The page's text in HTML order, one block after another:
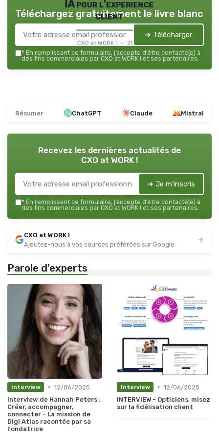
IA pour l'experience
client
CXO at WORK ! — 2026
Téléchargez gratuitement le livre blanc
➔ Télécharger
* En remplissant ce formulaire, j’accepte d’être contacté(e) à
des fins commerciales par CXO at WORK ! et ses partenaires.
Résumer ChatGPT Claude Mistral
Recevez les dernières actualités de
CXO at WORK !
➔ Je m'inscris
* En remplissant ce formulaire, j’accepte d’être contacté(e) à
des fins commerciales par CXO at WORK ! et ses partenaires.
CXO at WORK !
Ajoutez-nous à vos sources préférées sur Google
Parole d'experts
Interview • 12/06/2025
Interview de Hannah Peters :
Créer, accompagner,
connecter - La mission de
Digi Atlas racontée par sa
fondatrice
Interview • 12/06/2025
INTERVIEW - Opticiens, misez
sur la fidélisation client